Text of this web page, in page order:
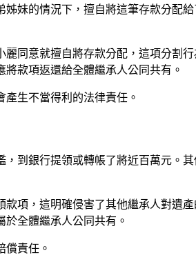
妹的情況下，擅自將這筆存款分配
同意就擅自將存款分配，這項分割
將款項返還給全體繼承人公同共有。
生不當得利的法律責任。
到銀行提領或轉帳了將近百萬元。
項，這明確侵害了其他繼承人對遺
全體繼承人公同共有。
償責任。